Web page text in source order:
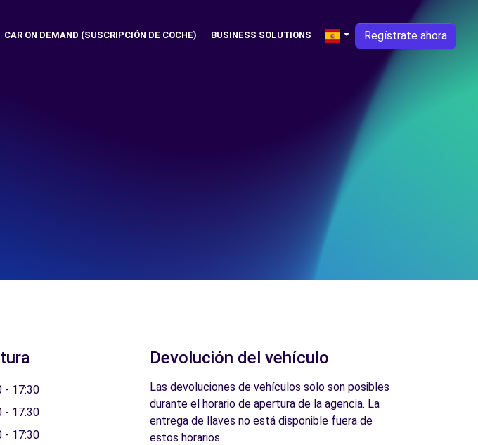
CAR ON DEMAND (SUSCRIPCIÓN DE COCHE) BUSINESS SOLUTIONS Regístrate ahora
- 17:30
- 17:30
- 17:30
Devolución del vehículo
Las devoluciones de vehículos solo son posibles
durante el horario de apertura de la agencia. La
entrega de llaves no está disponible fuera de
estos horarios.